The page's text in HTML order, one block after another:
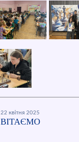
22 квітня 2025
ВІТАЄМО